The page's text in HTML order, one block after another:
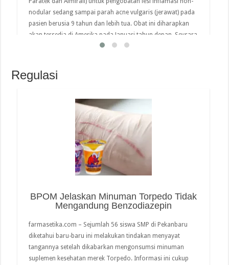
nodular sedang sampai parah acne vulgaris (jerawat) pada
pasien berusia 9 tahun dan lebih tua. Obat ini diharapkan
akan tersedia di Amerika pada Januari tahun depan. Seysara
dan anti jerawat Seysara adalah antibiotik oral yang …
Regulasi
BPOM Jelaskan Minuman Torpedo Tidak
Mengandung Benzodiazepin
farmasetika.com – Sejumlah 56 siswa SMP di Pekanbaru
diketahui baru-baru ini melakukan tindakan menyayat
tangannya setelah dikabarkan mengonsumsi minuman
suplemen kesehatan merek Torpedo. Informasi ini cukup